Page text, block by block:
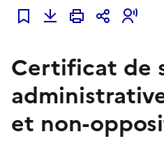
Ajouter à mes favoris
Certificat de
et non-